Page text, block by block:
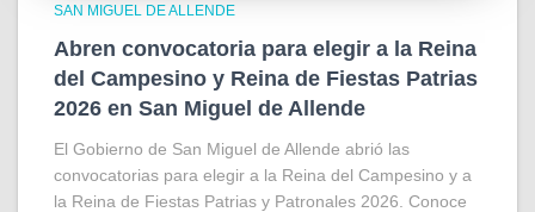
SAN MIGUEL DE ALLENDE
Abren convocatoria para elegir a la Reina
del Campesino y Reina de Fiestas Patrias
2026 en San Miguel de Allende
El Gobierno de San Miguel de Allende abrió las
convocatorias para elegir a la Reina del Campesino y a
la Reina de Fiestas Patrias y Patronales 2026. Conoce